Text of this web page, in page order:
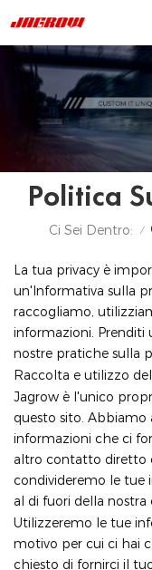
Politica
Ci Sei Dentro: /
La tua privacy è
un'Informativa sulla
raccogliamo,
informazioni.
nostre pratiche sulla
Raccolta e utilizzo
Jagrow è l'unico
questo sito. Abbiamo
informazioni che ci
altro contatto diretto
condivideremo le tue
al di fuori della nostra
Utilizzeremo le tue
motivo per cui ci hai
chiesto di fornirci il